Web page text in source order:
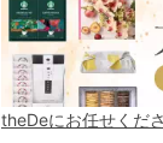
theDeにお任せくだ